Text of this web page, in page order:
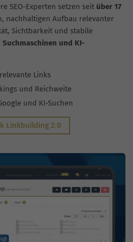
SEO-Experten setzen seit über 17
nachhaltigen Aufbau relevanter
Sichtbarkeit und stabile
Suchmaschinen und KI-
Links
und Reichweite
und KI-Suchen
Linkbuilding 2.0